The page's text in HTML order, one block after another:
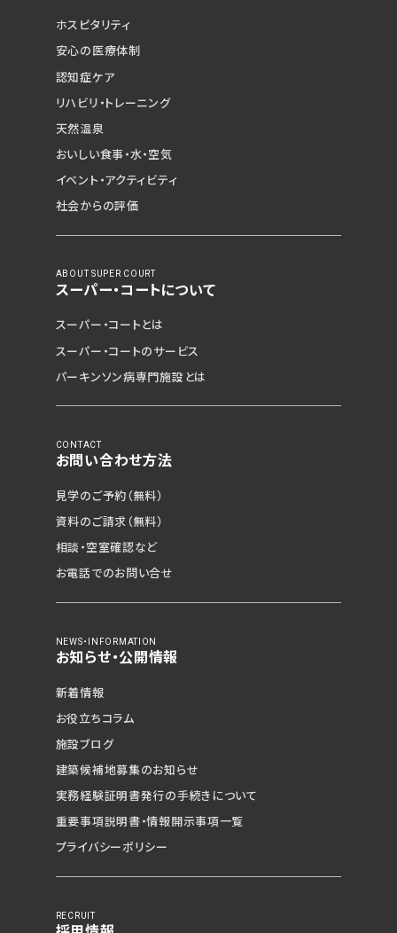
資料請求（無料）
相談・空室確認など
ホスピタリティ
安心の医療体制
認知症ケア
リハビリ・トレーニング
天然温泉
おいしい食事・水・空気
イベント・アクティビティ
社会からの評価
ABOUT SUPER COURT
スーパー・コートについて
スーパー・コートとは
スーパー・コートのサービス
パーキンソン病専門施設とは
CONTACT
お問い合わせ方法
見学のご予約（無料）
資料のご請求（無料）
相談・空室確認など
お電話でのお問い合せ
NEWS・INFORMATION
お知らせ・公開情報
新着情報
お役立ちコラム
施設ブログ
建築候補地募集のお知らせ
実務経験証明書発行の手続きについて
重要事項説明書・情報開示事項一覧
プライバシーポリシー
RECRUIT